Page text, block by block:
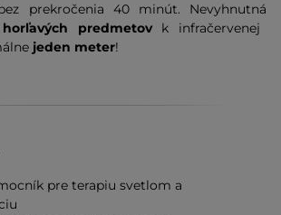
prekročenia 40 minút. Nevyhnutná
predmetovk infračervenej
jeden meter!
pre terapiu svetlom a